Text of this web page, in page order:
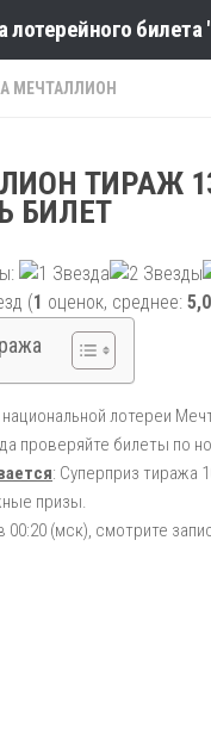
МЕЧТАЛЛИОН
ТИРАЖ
БИЛЕТ
(1 оценок, среднее:
лотереи
проверяйте билеты по
: Суперприз тиража
призы.
00:20 (мск), смотрите